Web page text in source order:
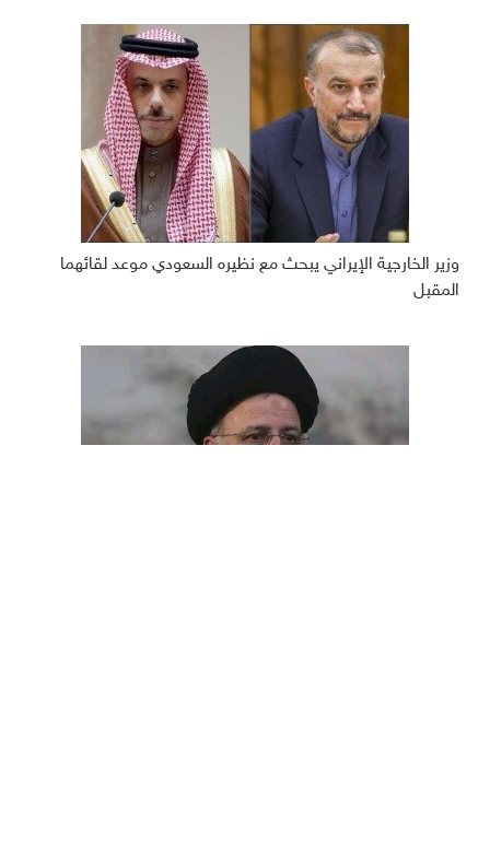
وزير الخارجية الإيراني يبحث مع نظيره السعودي موعد لقائهما
المقبل